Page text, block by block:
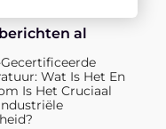
al
Gecertificeerde
Wat Is Het En
Is Het Cruciaal